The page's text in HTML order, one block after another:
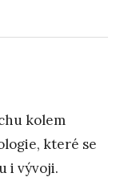
kolem
které se
i vývoji.